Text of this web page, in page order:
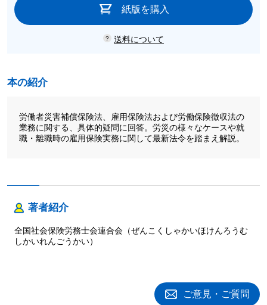
紙版を購入
送料について
本の紹介
労働者災害補償保険法、雇用保険法および労働保険徴収法の
業務に関する、具体的疑問に回答。労災の様々なケースや就
職・離職時の雇用保険実務に関して最新法令を踏まえ解説。
著者紹介
全国社会保険労務士会連合会（ぜんこくしゃかいほけんろうむ
しかいれんごうかい）
ご意見・ご質問